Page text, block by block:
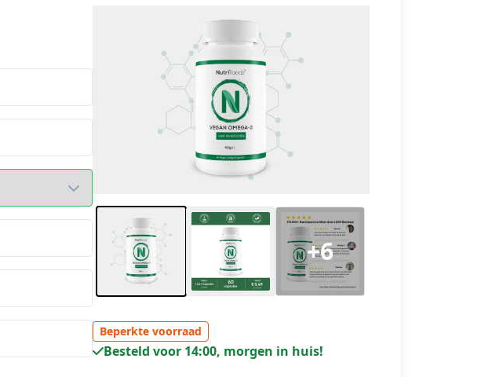
+6
Beperkte voorraad
Besteld voor 14:00, morgen in huis!